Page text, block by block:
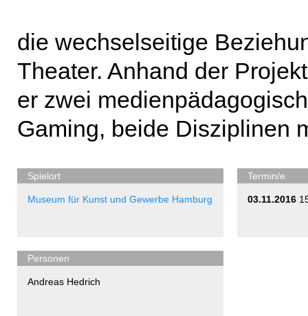
die wechselseitige
Theater. Anhand der
er zwei
Gaming, beide Disziplinen
Spielort
Museum für Kunst und Gewerbe Hamburg
Termin/e
03.11.2016
Personen
Andreas Hedrich